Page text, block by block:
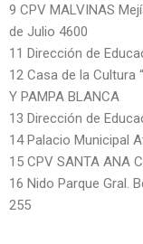
9 CPV MALVINAS
de Julio 4600
11 Dirección de
12 Casa de la Cultura
Y PAMPA BLANCA
13 Dirección de
14 Palacio Municipal
15 CPV SANTA ANA
16 Nido Parque Gral.
255